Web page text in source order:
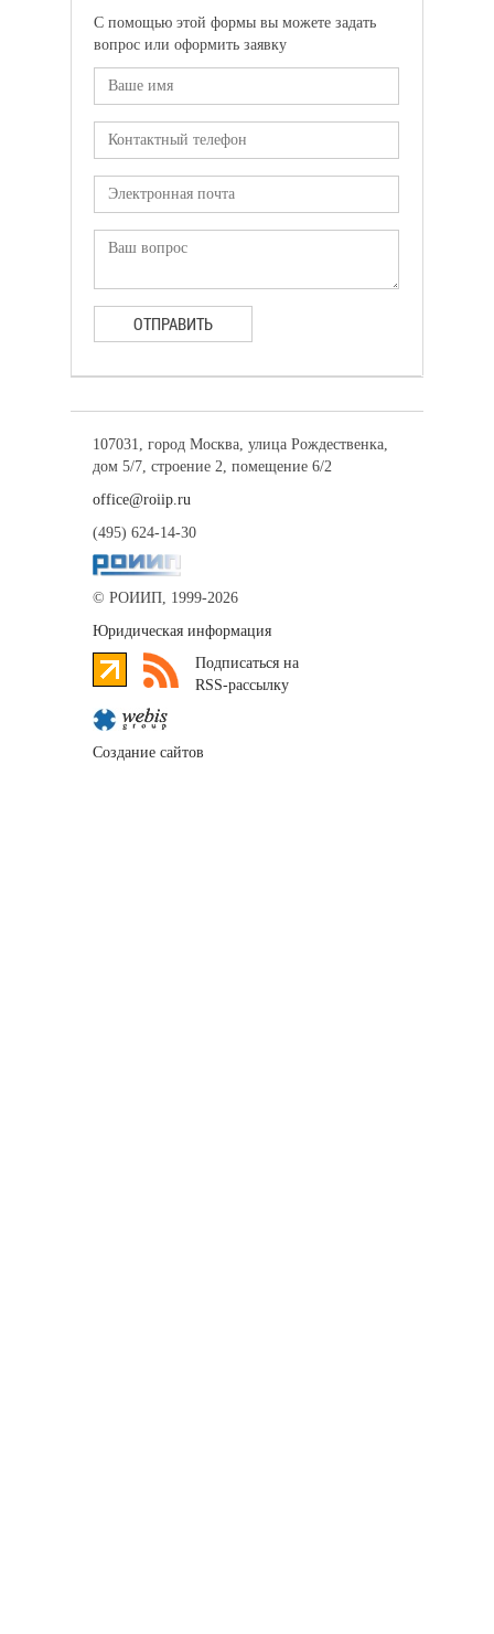
С помощью этой формы вы можете задать
вопрос или оформить заявку
ОТПРАВИТЬ
107031, город Москва, улица Рождественка,
дом 5/7, строение 2, помещение 6/2
office@roiip.ru
(495) 624-14-30
© РОИИП, 1999-2026
Юридическая информация
Подписаться на
RSS-рассылку
Создание сайтов